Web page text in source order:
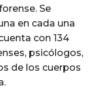
Se
en cada una
con 134
psicólogos,
de los cuerpos